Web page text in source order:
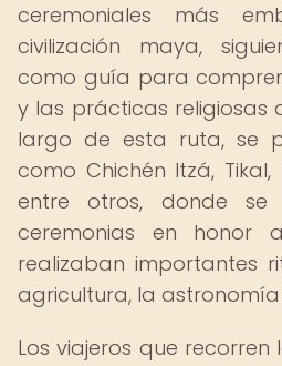
ceremoniales más
civilización maya,
como guía para
y las prácticas religiosas
largo de esta ruta, se
como Chichén Itzá,
entre otros, donde
ceremonias en honor
realizaban importantes
agricultura, la
Los viajeros que